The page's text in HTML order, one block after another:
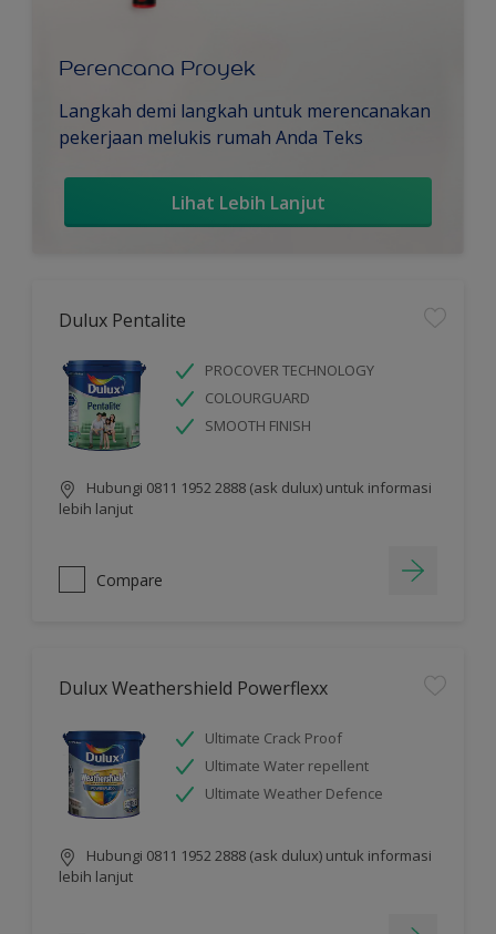
Perencana Proyek
Langkah demi langkah untuk merencanakan
pekerjaan melukis rumah Anda Teks
Lihat Lebih Lanjut
Dulux Pentalite
PROCOVER TECHNOLOGY
COLOURGUARD
SMOOTH FINISH
Hubungi 0811 1952 2888 (ask dulux) untuk informasi
lebih lanjut
Compare
Dulux Weathershield Powerflexx
Ultimate Crack Proof
Ultimate Water repellent
Ultimate Weather Defence
Hubungi 0811 1952 2888 (ask dulux) untuk informasi
lebih lanjut